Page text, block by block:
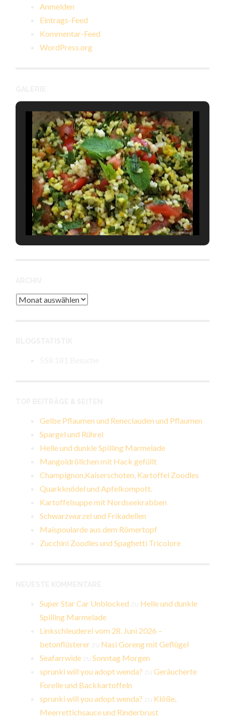
Anmelden
Eintrags-Feed
Kommentar-Feed
WordPress.org
Archiv
Gelbe Pflaumen und Reneclauden und Pflaumen
Spargel und Rührei
Helle und dunkle Spilling Marmelade
Mangoldröllchen mit Hack gefüllt
Champignon,Kaiserschoten, Kartoffel Zoodles
Quarkknödel und Apfelkompott.
Kartoffelsuppe mit Nordseekrabben
Schwarzwurzel und Frikadellen
Maispoularde aus dem Römertopf
Zucchini Zoodles und Spaghetti Tricolore
Super Star Car Unblocked
Helle und dunkle
Spilling Marmelade
Linkschleuderei vom 28. Juni 2026 –
betonflüsterer
Nasi Goreng mit Geflügel
Seafarrwide zuSonntag Morgen
sprunki will you adopt wenda? zuGeräucherte
Forelle und Backkartoffeln
sprunki will you adopt wenda?
Klöße,
Meerrettichsauce und Rinderbrust